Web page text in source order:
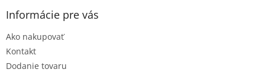
Informácie pre vás
Ako nakupovať
Kontakt
Dodanie tovaru